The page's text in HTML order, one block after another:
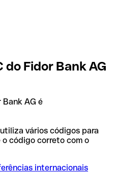
do Fidor Bank AG
Bank AG é
vários códigos para
código correto com o
internacionais